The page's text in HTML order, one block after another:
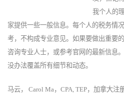
我个人的
家提供一些一般信息。每个人的税务情
考，不构成专业意见。如果要做出重要
咨询专业人士，或参考官网的最新信息
没办法覆盖所有细节和动态。
马云， Carol Ma，CPA, TEP，加拿大注